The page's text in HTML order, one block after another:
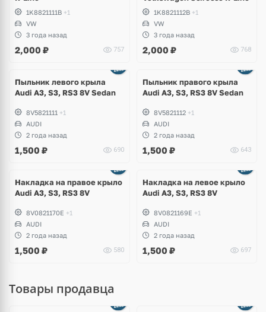
1K8821111B +1
VW
3 года назад
2,000 ₽ 757
1K8821112B +1
VW
3 года назад
2,000 ₽ 768
Пыльник левого крыла
Audi A3, S3, RS3 8V Sedan
8V5821111 +1
AUDI
2 года назад
1,500 ₽ 690
Пыльник правого крыла
Audi A3, S3, RS3 8V Sedan
8V5821112 +1
AUDI
2 года назад
1,500 ₽ 643
Накладка на правое крыло
Audi A3, S3, RS3 8V
8V0821170E +1
AUDI
2 года назад
1,500 ₽ 580
Накладка на левое крыло
Audi A3, S3, RS3 8V
8V0821169E +1
AUDI
2 года назад
1,500 ₽ 697
Товары продавца